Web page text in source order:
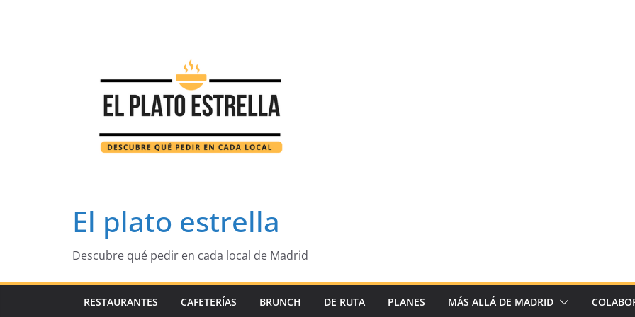
El plato estrella
Descubre qué pedir en cada local de Madrid
RESTAURANTES CAFETERÍAS BRUNCH DE RUTA PLANES MÁS ALLÁ DE MADRID